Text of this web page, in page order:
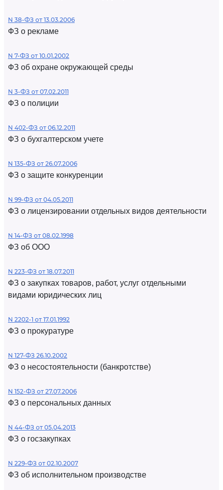
N 38-ФЗ от 13.03.2006
ФЗ о рекламе
N 7-ФЗ от 10.01.2002
ФЗ об охране окружающей среды
N 3-ФЗ от 07.02.2011
ФЗ о полиции
N 402-ФЗ от 06.12.2011
ФЗ о бухгалтерском учете
N 135-ФЗ от 26.07.2006
ФЗ о защите конкуренции
N 99-ФЗ от 04.05.2011
ФЗ о лицензировании отдельных видов деятельности
N 14-ФЗ от 08.02.1998
ФЗ об ООО
N 223-ФЗ от 18.07.2011
ФЗ о закупках товаров, работ, услуг отдельными
видами юридических лиц
N 2202-1 от 17.01.1992
ФЗ о прокуратуре
N 127-ФЗ 26.10.2002
ФЗ о несостоятельности (банкротстве)
N 152-ФЗ от 27.07.2006
ФЗ о персональных данных
N 44-ФЗ от 05.04.2013
ФЗ о госзакупках
N 229-ФЗ от 02.10.2007
ФЗ об исполнительном производстве